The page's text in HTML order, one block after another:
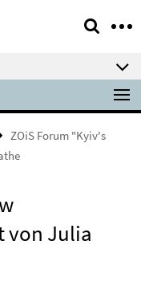
ZOiS Forum "Kyiv's
von Julia